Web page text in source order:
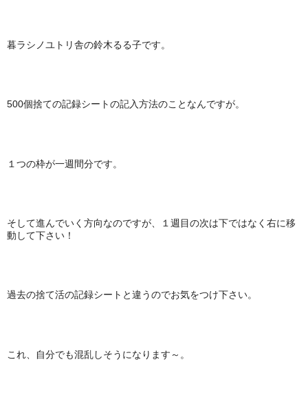
暮ラシノユトリ舎の鈴木るる子です。
500個捨ての記録シートの記入方法のことなんですが。
１つの枠が一週間分です。
そして進んでいく方向なのですが、１週目の次は下ではなく右に移
動して下さい！
過去の捨て活の記録シートと違うのでお気をつけ下さい。
これ、自分でも混乱しそうになります～。